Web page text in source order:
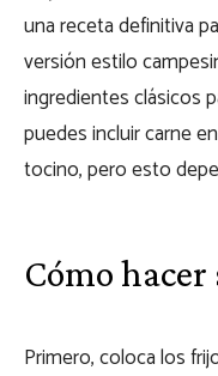
una receta definitiva
versión estilo
ingredientes clásicos
puedes incluir carne
tocino, pero esto
Cómo
Primero, coloca los